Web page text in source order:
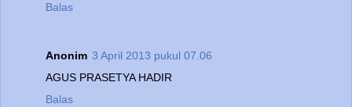
Balas
Anonim 3 April 2013 pukul 07.06
AGUS PRASETYA HADIR
Balas